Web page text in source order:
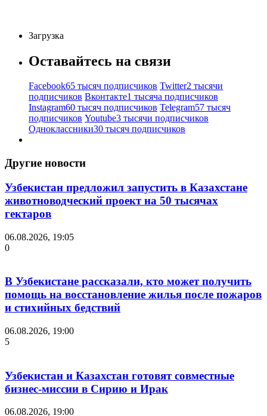
Загрузка
Оставайтесь на связи
Facebook65 тысяч подписчиков Twitter2 тысячи
подписчиков Вконтакте1 тысяча подписчиков
Instagram60 тысяч подписчиков Telegram57 тысяч
подписчиков Youtube3 тысячи подписчиков
Одноклассники30 тысяч подписчиков
Другие новости
Узбекистан предложил запустить в Казахстане
животноводческий проект на 50 тысячах
гектаров
06.08.2026, 19:05
0
В Узбекистане рассказали, кто может получить
помощь на восстановление жилья после пожаров
и стихийных бедствий
06.08.2026, 19:00
5
Узбекистан и Казахстан готовят совместные
бизнес-миссии в Сирию и Ирак
06.08.2026, 19:00